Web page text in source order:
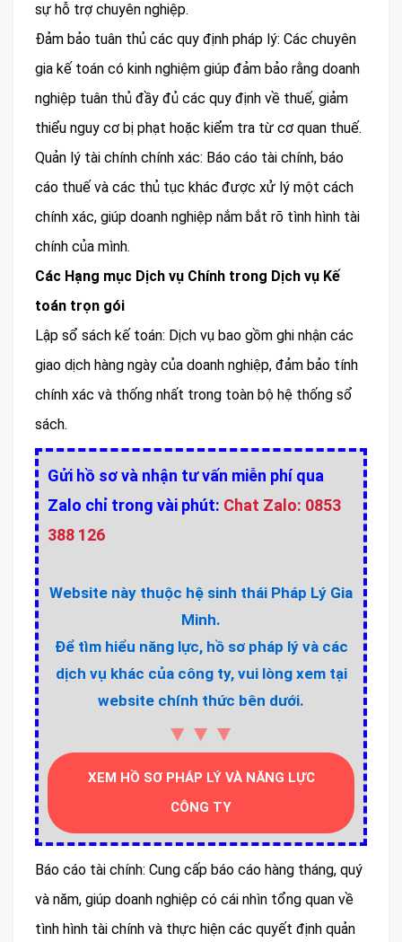
sự hỗ trợ chuyên nghiệp.
Đảm bảo tuân thủ các quy định pháp lý: Các chuyên
gia kế toán có kinh nghiệm giúp đảm bảo rằng doanh
nghiệp tuân thủ đầy đủ các quy định về thuế, giảm
thiểu nguy cơ bị phạt hoặc kiểm tra từ cơ quan thuế.
Quản lý tài chính chính xác: Báo cáo tài chính, báo
cáo thuế và các thủ tục khác được xử lý một cách
chính xác, giúp doanh nghiệp nắm bắt rõ tình hình tài
chính của mình.
Các Hạng mục Dịch vụ Chính trong Dịch vụ Kế
toán trọn gói
Lập sổ sách kế toán: Dịch vụ bao gồm ghi nhận các
giao dịch hàng ngày của doanh nghiệp, đảm bảo tính
chính xác và thống nhất trong toàn bộ hệ thống sổ
sách.
Gửi hồ sơ và nhận tư vấn miễn phí qua
Zalo chỉ trong vài phút: Chat Zalo: 0853
388 126
Website này thuộc hệ sinh thái Pháp Lý Gia
Minh.
Để tìm hiểu năng lực, hồ sơ pháp lý và các
dịch vụ khác của công ty, vui lòng xem tại
website chính thức bên dưới.
▼▼▼
XEM HỒ SƠ PHÁP LÝ VÀ NĂNG LỰC
CÔNG TY
Báo cáo tài chính: Cung cấp báo cáo hàng tháng, quý
và năm, giúp doanh nghiệp có cái nhìn tổng quan về
tình hình tài chính và thực hiện các quyết định quản